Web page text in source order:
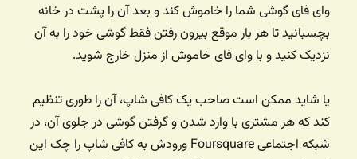
وای فای گوشی شما را خاموش کند و بعد‌ آن را پشت در خانه
بچسبانید تا هر بار موقع بیرون رفتن فقط گوشی خود را به آن
نزدیک کنید و با وای فای خاموش از منزل خارج شوید.
یا شاید ممکن است صاحب یک کافی شاپ، آن را طوری تنظیم
کند که هر مشتری با وارد شدن و گرفتن گوشی در جلوی آن، در
شبکه اجتماعی Foursquare ورودش به کافی شاپ را چک این